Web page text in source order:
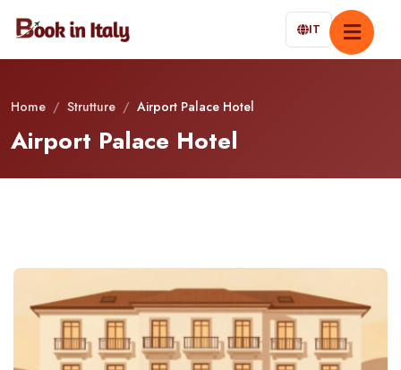
IT
Home / Strutture / Airport Palace Hotel
Airport Palace Hotel